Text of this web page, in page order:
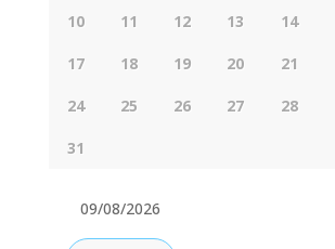
10 11 12 13 14
17 18 19 20 21
24 25 26 27 28
31
09/08/2026